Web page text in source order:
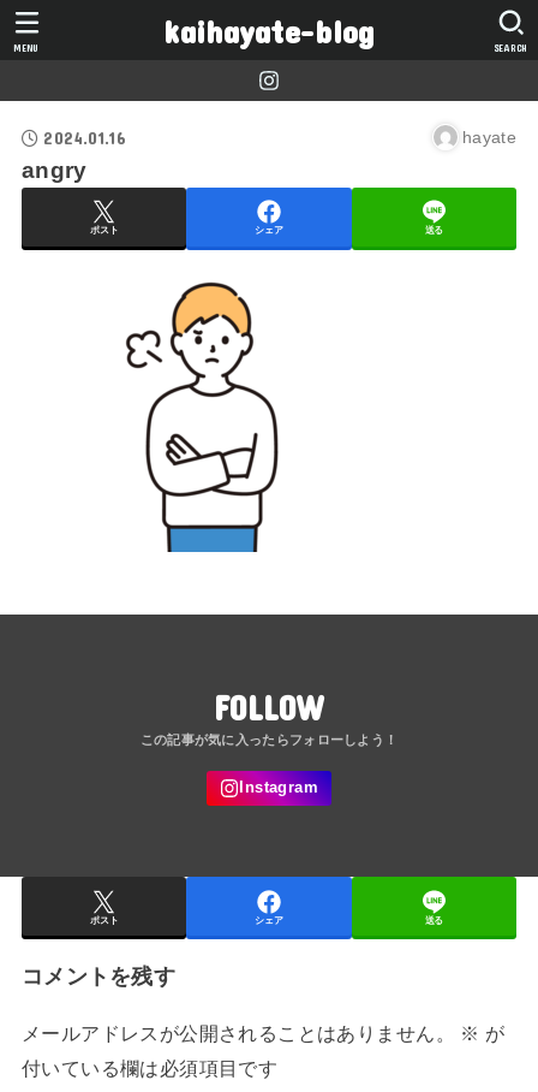
kaihayate-blog SEARCH
MENU
2024.01.16 hayate
angry
ポスト シェア 送る
FOLLOW
ポスト シェア 送る
コメントを残す
メールアドレスが公開されることはありません。 ※ が
付いている欄は必須項目です